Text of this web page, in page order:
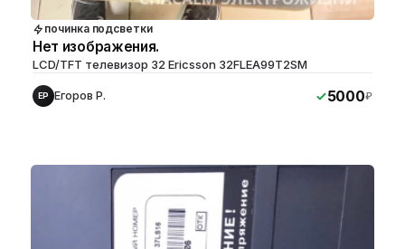
починка подсветки
Нет изображения.
LCD/TFT телевизор 32 Ericsson 32FLEA99T2SM
ЕР Егоров Р. 5000₽